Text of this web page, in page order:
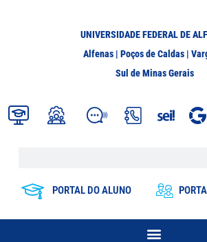
UNIVERSIDADE FEDERAL DE
Alfenas | Poços de Caldas |
Sul de Minas Gerais
PORTAL DO ALUNO